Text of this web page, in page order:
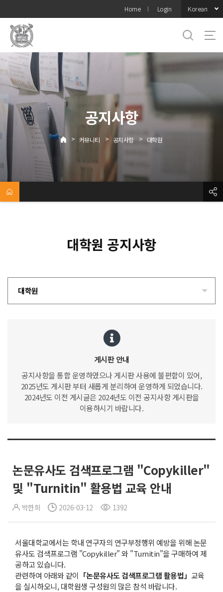
메뉴
Home Login Korean
공지사항
> 커뮤니티 > 공지사항 > 대학원
대학원 공지사항
대학원
게시판 안내
공지사항을 통합 운영하였으나 게시판 사용에 불편함이 있어,
2025년도 게시판 부터 새롭게 분리하여 운영하게 되었습니다.
2024년도 이전 게시글은 2024년도 이전 공지사항 게시판을
이용하시기 바랍니다.
논문유사도 검색프로그램 "Copykiller"
및 "Turnitin" 활용법 교육 안내
박한희 2026-03-12 1392
서울대학교에서는 학내 연구자의 연구부정행위 예방을 위해 논문
유사도 검색프로그램 "Copykiller" 와 "Turnitin"을 구매하여 제
공하고 있습니다.
관련하여 아래와 같이 「논문유사도 검색프로그램 활용법」 교육
을 실시하오니, 대학원생 구성원의 많은 참석 바랍니다.